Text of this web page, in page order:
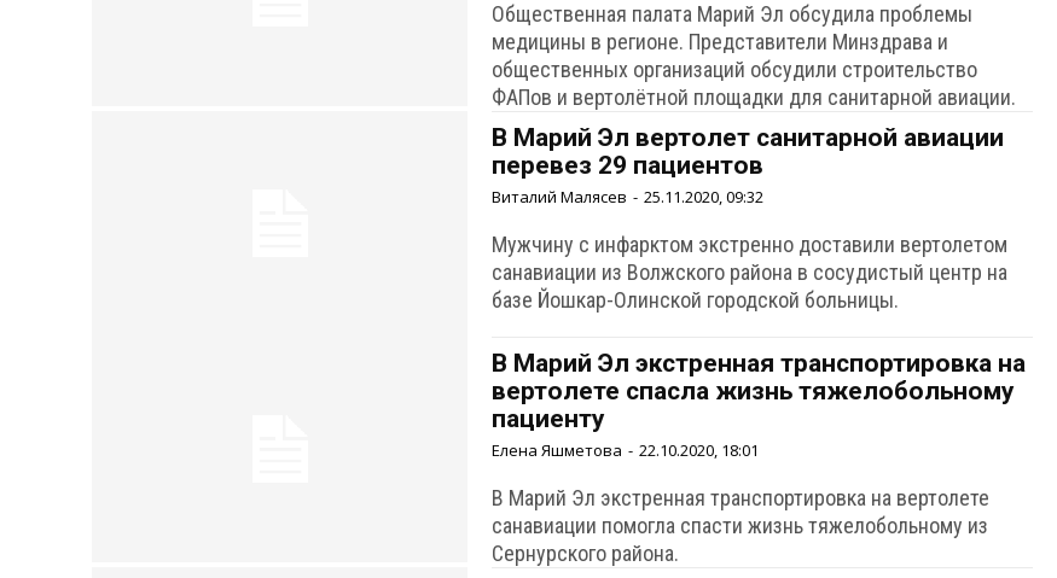
Общественная палата Марий Эл обсудила проблемы
медицины в регионе. Представители Минздрава и
общественных организаций обсудили строительство
ФАПов и вертолётной площадки для санитарной авиации.
В Марий Эл вертолет санитарной авиации
перевез 29 пациентов
Виталий Малясев - 25.11.2020, 09:32
Мужчину с инфарктом экстренно доставили вертолетом
санавиации из Волжского района в сосудистый центр на
базе Йошкар-Олинской городской больницы.
В Марий Эл экстренная транспортировка на
вертолете спасла жизнь тяжелобольному
пациенту
Елена Яшметова - 22.10.2020, 18:01
В Марий Эл экстренная транспортировка на вертолете
санавиации помогла спасти жизнь тяжелобольному из
Сернурского района.